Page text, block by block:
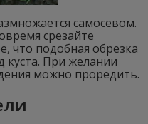
самосевом.
срезайте
что подобная обрезка
При желании
можно проредить.